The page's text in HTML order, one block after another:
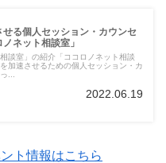
せる個人セッション・カウンセ
ネット相談室」
相談室」の紹介「ココロノネット相談
加速させるための個人セッション・カ
...
2022.06.19
ト情報はこちら